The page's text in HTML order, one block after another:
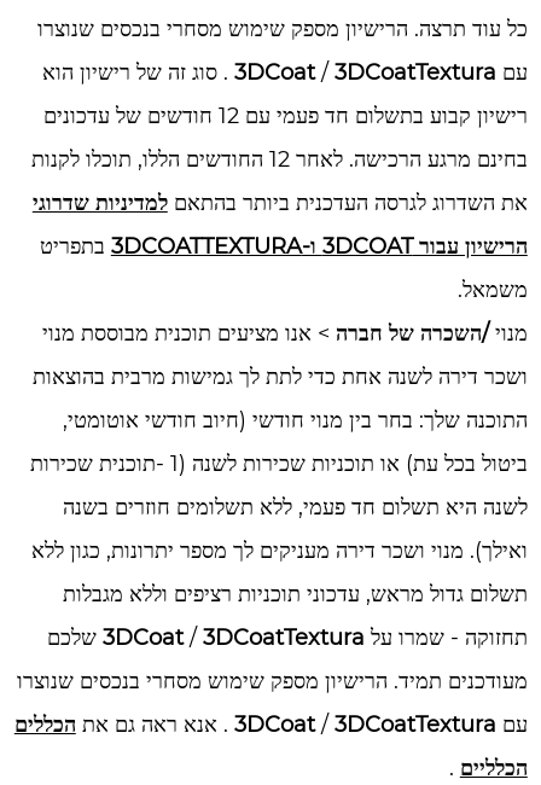
כל עוד תרצה. הרישיון מספק שימוש מסחרי בנכסים שנוצרו
עם
3DCoat/ 3DCoatTextura
. סוג זה של רישיון הוא
רישיון קבוע בתשלום חד פעמי עם 12 חודשים של עדכונים
בחינם מרגע הרכישה. לאחר 12 החודשים הללו, תוכלו לקנות
את השדרוג לגרסה העדכנית ביותר בהתאםלמדיניות שדרוגי
הרישיון עבור 3DCOAT ו-3DCOATTEXTURA
בתפריט
משמאל.
מנוי/השכרה של חברה > אנו מציעים תוכנית מבוססת מנוי
ושכר דירה לשנה אחת כדי לתת לך גמישות מרבית בהוצאות
התוכנה שלך: בחר בין מנוי חודשי (חיוב חודשי אוטומטי,
ביטול בכל עת) או תוכניות שכירות לשנה (1 -תוכנית שכירות
לשנה היא תשלום חד פעמי, ללא תשלומים חוזרים בשנה
ואילך). מנוי ושכר דירה מעניקים לך מספר יתרונות, כגון ללא
תשלום גדול מראש, עדכוני תוכניות רציפים וללא מגבלות
תחזוקה - שמרו על
3DCoat/ 3DCoatTextura
שלכם
מעודכנים תמיד. הרישיון מספק שימוש מסחרי בנכסים שנוצרו
עם
3DCoat/ 3DCoatTextura . אנא ראה גם את הכללים
הכלליים .